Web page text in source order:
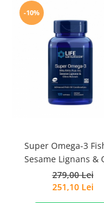
-10%
Super Omega-3
Sesame Lignans &
Extract 120cps -
Extension
279,00 Lei
251,10 Lei